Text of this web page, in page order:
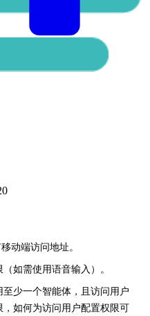
动端访问地址。
如需使用语音输入）。
少一个智能体，且访问用户
如何为访问用户配置权限可